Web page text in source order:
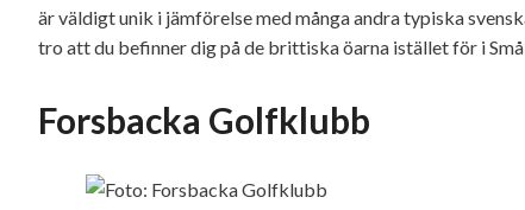
är väldigt unik i jämförelse med många andra typiska
tro att du befinner dig på de brittiska öarna istället för i
Forsbacka Golfklubb